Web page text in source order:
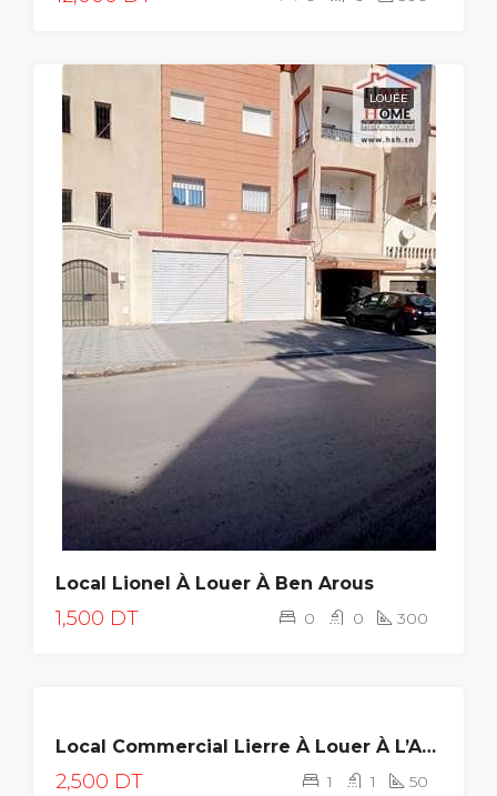
LOUÉE
Local Lionel À Louer À Ben Arous
1,500 DT 0 0 300
Local Commercial Lierre À Louer À L’Aouina
2,500 DT 1 1 50